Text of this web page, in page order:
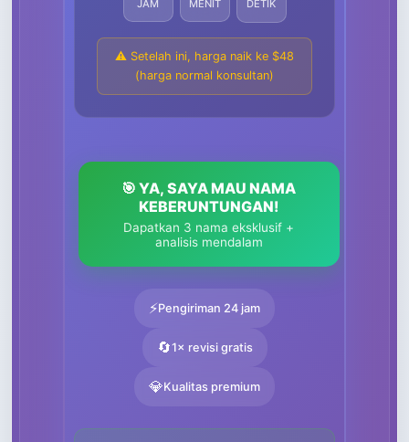
JAM MENIT DETIK
⚠️ Setelah ini, harga naik ke $48
(harga normal konsultan)
🎯 YA, SAYA MAU NAMA
KEBERUNTUNGAN!
Dapatkan 3 nama eksklusif +
analisis mendalam
⚡Pengiriman 24 jam
🔄1× revisi gratis
💎Kualitas premium